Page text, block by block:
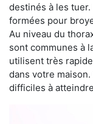
destinés à les
formées pour
Au niveau du
sont communes à
utilisent très
dans votre
difficiles à